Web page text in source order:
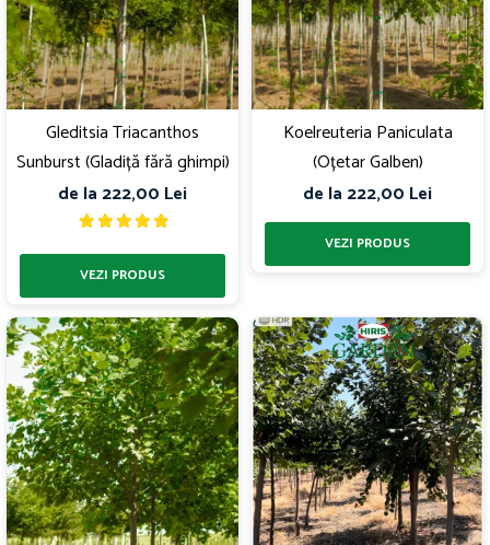
Gleditsia Triacanthos
Sunburst (Gladiță fără ghimpi)
de la 222,00 Lei
Koelreuteria Paniculata
(Oțetar Galben)
de la 222,00 Lei